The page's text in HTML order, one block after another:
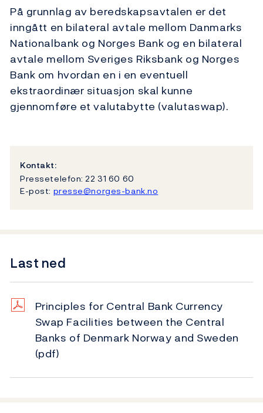
På grunnlag av beredskapsavtalen er det
inngått en bilateral avtale mellom Danmarks
Nationalbank og Norges Bank og en bilateral
avtale mellom Sveriges Riksbank og Norges
Bank om hvordan en i en eventuell
ekstraordinær situasjon skal kunne
gjennomføre et valutabytte (valutaswap).
Kontakt:
Pressetelefon: 22 31 60 60
E-post: presse@norges-bank.no
Last ned
Principles for Central Bank Currency
Swap Facilities between the Central
Banks of Denmark Norway and Sweden
(pdf)